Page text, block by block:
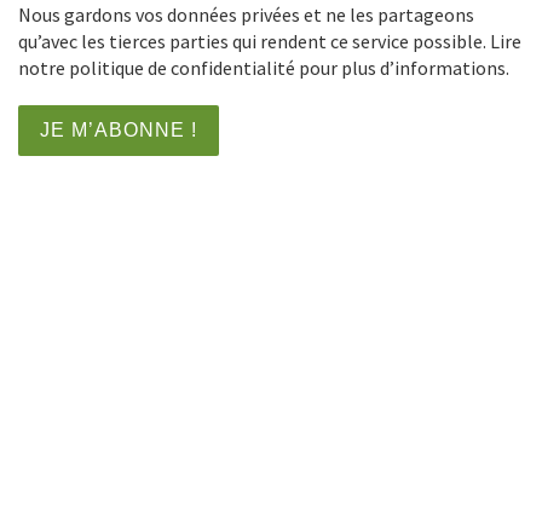
Nous gardons vos données privées et ne les partageons
qu’avec les tierces parties qui rendent ce service possible. Lire
notre politique de confidentialité pour plus d’informations.